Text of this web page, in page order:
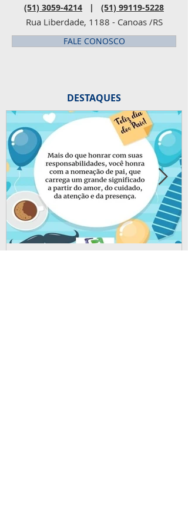
(51) 3059-4214 | (51) 99119-5228
Rua Liberdade, 1188 - Canoas /RS
FALE CONOSCO
DESTAQUES